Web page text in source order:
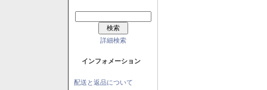
詳細検索
インフォメーション
配送と返品について